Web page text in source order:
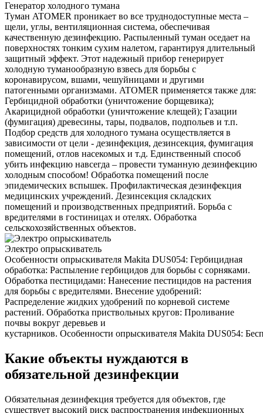
Генератор холодного тумана
Туман ATOMER проникает во все труднодоступные места –
щели, углы, вентиляционная система, обеспечивая
качественную дезинфекцию. Распыленный туман оседает на
поверхностях тонким сухим налетом, гарантируя длительный
защитный эффект. Этот надежный прибор генерирует
холодную туманообразную взвесь для борьбы с
коронавирусом, вшами, чешуйницами и другими
патогенными организмами. ATOMER применяется также для:
Гербицидной обработки (уничтожение борщевика);
Акарицидной обработки (уничтожение клещей); Газации
(фумигация) древесины, тары, подвалов, подпольев и т.п.
Подбор средств для холодного тумана осуществляется в
зависимости от цели - дезинфекция, дезинсекция, фумигация
помещений, отлов насекомых и т.д. Единственный способ
убить инфекцию навсегда – провести туманную дезинфекцию
холодным способом! Обработка помещений после
эпидемических вспышек. Профилактическая дезинфекция
медицинских учреждений. Дезинсекция складских
помещений и производственных предприятий. Борьба с
вредителями в гостиницах и отелях. Обработка
сельскохозяйственных объектов.
Электро опрыскиватель
Особенности опрыскивателя Makita DUS054: Гербицидная
обработка: Распыление гербицидов для борьбы с сорняками.
Обработка пестицидами: Нанесение пестицидов на растения
для борьбы с вредителями. Внесение удобрений:
Распределение жидких удобрений по корневой системе
растений. Обработка приствольных кругов: Проливание
почвы вокруг деревьев и
кустарников. Особенности опрыскивателя Makita DUS054:
Какие объекты нуждаются в
обязательной дезинфекции
Обязательная дезинфекция требуется для объектов, где
существует высокий риск распространения инфекционных